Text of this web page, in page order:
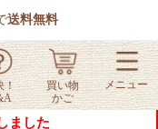
送料無料
ました